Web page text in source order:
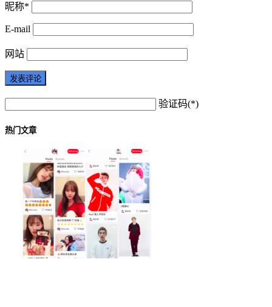
昵称*
E-mail
网站
验证码(*)
热门文章